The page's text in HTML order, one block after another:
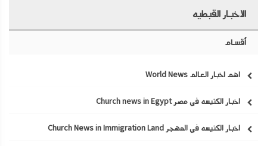
الاخبار القبطيه
أقسام
اهم اخبار العالم World News
اخبار الكنيسه في مصر Church news in Egypt
اخبار الكنيسه في المهجر Church News in Immigration Land